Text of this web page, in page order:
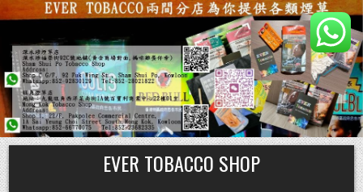
Skip
to
content
EVER TOBACCO SHOP